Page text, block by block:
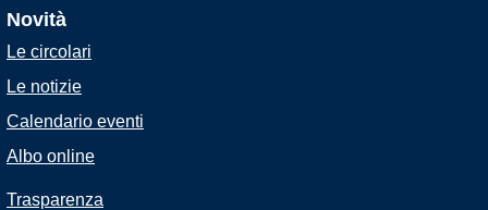
Novità
Le circolari
Le notizie
Calendario eventi
Albo online
Trasparenza